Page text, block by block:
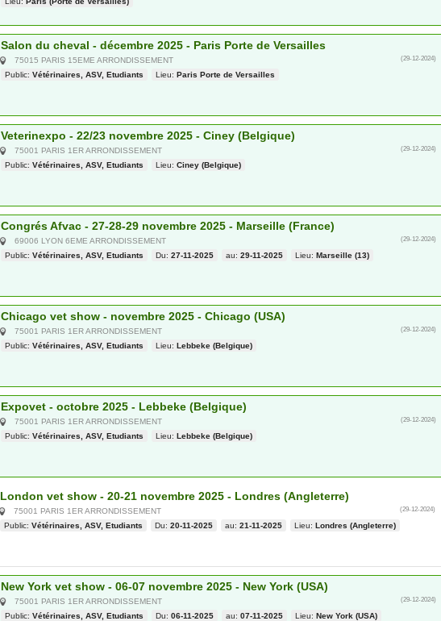
Salon du cheval - décembre 2025 - Paris Porte de Versailles
75015 PARIS 15EME ARRONDISSEMENT (29-12-2024)
Public: Vétérinaires, ASV, Etudiants Lieu: Paris Porte de Versailles
Veterinexpo - 22/23 novembre 2025 - Ciney (Belgique)
75001 PARIS 1ER ARRONDISSEMENT (29-12-2024)
Public: Vétérinaires, ASV, Etudiants Lieu: Ciney (Belgique)
Congrés Afvac - 27-28-29 novembre 2025 - Marseille (France)
69006 LYON 6EME ARRONDISSEMENT (29-12-2024)
Public: Vétérinaires, ASV, Etudiants Du: 27-11-2025 au: 29-11-2025 Lieu: Marseille (13)
Chicago vet show - novembre 2025 - Chicago (USA)
75001 PARIS 1ER ARRONDISSEMENT (29-12-2024)
Public: Vétérinaires, ASV, Etudiants Lieu: Lebbeke (Belgique)
Expovet - octobre 2025 - Lebbeke (Belgique)
75001 PARIS 1ER ARRONDISSEMENT (29-12-2024)
Public: Vétérinaires, ASV, Etudiants Lieu: Lebbeke (Belgique)
London vet show - 20-21 novembre 2025 - Londres (Angleterre)
75001 PARIS 1ER ARRONDISSEMENT (29-12-2024)
Public: Vétérinaires, ASV, Etudiants Du: 20-11-2025 au: 21-11-2025 Lieu: Londres (Angleterre)
New York vet show - 06-07 novembre 2025 - New York (USA)
75001 PARIS 1ER ARRONDISSEMENT (29-12-2024)
Public: Vétérinaires, ASV, Etudiants Du: 06-11-2025 au: 07-11-2025 Lieu: New York (USA)